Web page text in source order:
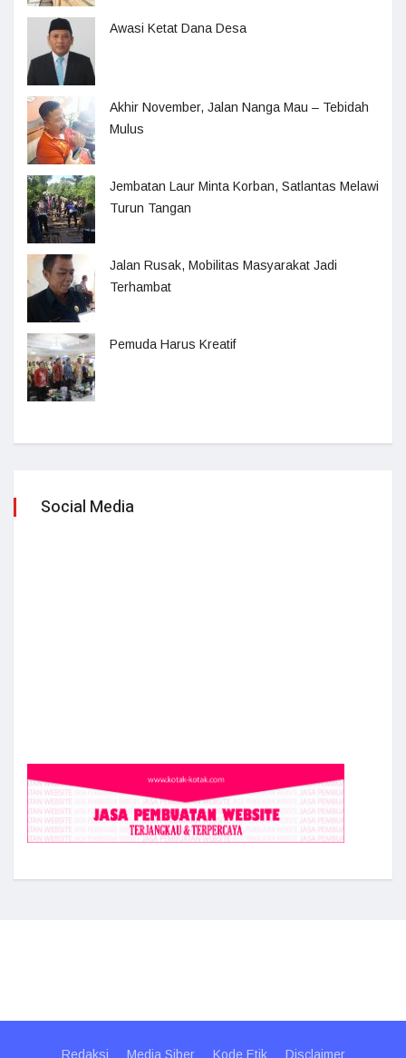
Awasi Ketat Dana Desa
Akhir November, Jalan Nanga Mau – Tebidah
Mulus
Jembatan Laur Minta Korban, Satlantas Melawi
Turun Tangan
Jalan Rusak, Mobilitas Masyarakat Jadi
Terhambat
Pemuda Harus Kreatif
Social Media
Redaksi Media Siber Kode Etik Disclaimer